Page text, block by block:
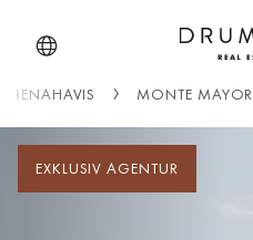
BENAHAVIS MONTE MAYOR
EXKLUSIV AGENTUR